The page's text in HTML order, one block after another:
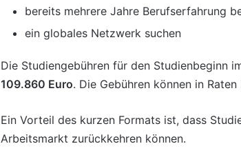
bereits mehrere Jahre Berufserfahrung
ein globales Netzwerk suchen
Die Studiengebühren für den Studienbeginn
109.860 Euro. Die Gebühren können in
Ein Vorteil des kurzen Formats ist, dass
Arbeitsmarkt zurückkehren können.